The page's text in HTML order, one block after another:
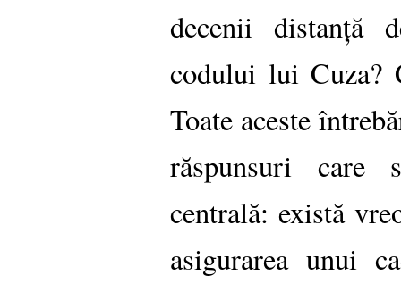
decenii distanță
codului lui Cuza?
Toate aceste
răspunsuri care
centrală: există
asigurarea unui